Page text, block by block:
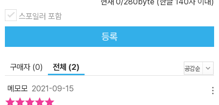
스포일러 포함
등록
구매자 (0) 전체 (2)
메모모 2021-09-15